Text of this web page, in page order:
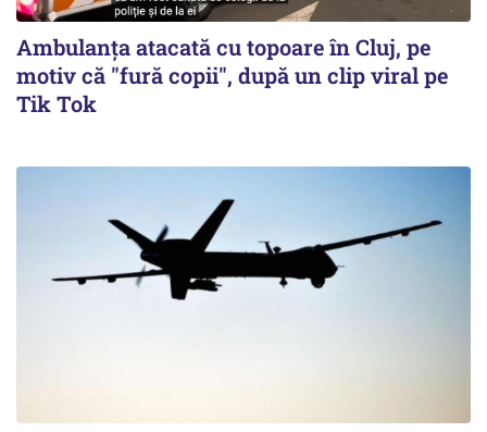
Ambulanța atacată cu topoare în Cluj, pe
motiv că "fură copii", după un clip viral pe
Tik Tok